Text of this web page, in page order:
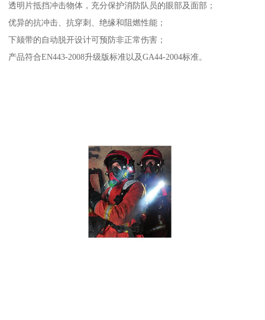
透明片抵挡冲击物体，充分保护消防队员的眼部及面部；
优异的抗冲击、抗穿刺、绝缘和阻燃性能；
下颏带的自动脱开设计可预防非正常伤害；
产品符合EN443-2008升级版标准以及GA44-2004标准。